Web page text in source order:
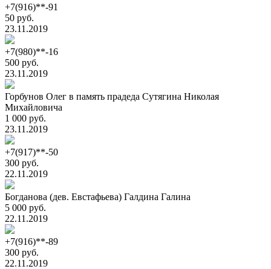
+7(916)**-91
50 руб.
23.11.2019
+7(980)**-16
500 руб.
23.11.2019
Горбунов Олег в память прадеда Сутягина Николая
Михайловича
1 000 руб.
23.11.2019
+7(917)**-50
300 руб.
22.11.2019
Богданова (дев. Евстафьева) Галдина Галина
5 000 руб.
22.11.2019
+7(916)**-89
300 руб.
22.11.2019